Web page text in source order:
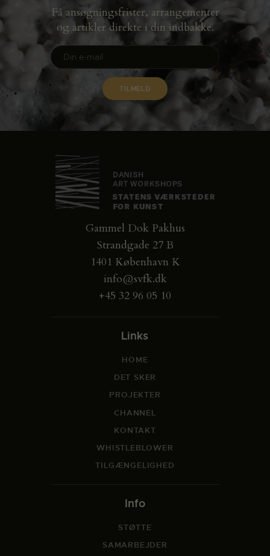
Få ansøgningsfrister, arrangementer
og artikler direkte i din indbakke.
Gammel Dok Pakhus
Strandgade 27 B
1401 København K
info@svfk.dk
+45 32 96 05 10
Links
HOME
DET SKER
PROJEKTER
CHANNEL
KONTAKT
WHISTLEBLOWER
TILGÆNGELIGHED
Info
STØTTE
SAMARBEJDER